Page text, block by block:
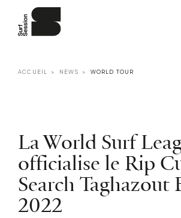
ACCUEIL NEWS WORLD TOUR
La World Surf
officialise le Rip
Search Taghazout
2022